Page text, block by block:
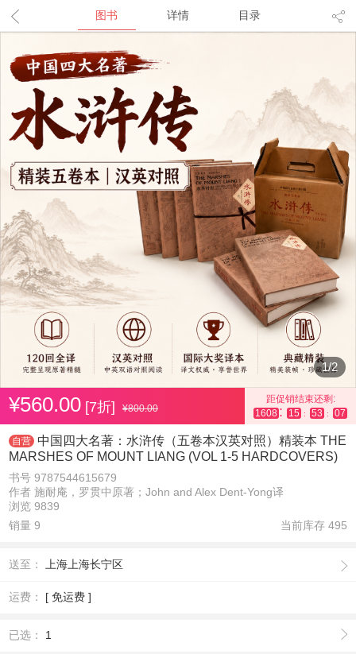
图书 详情 目录
1/2
¥560.00 [7折] ¥800.00
距促销结束还剩:
1608 : 15 : 53 : 06
自营
中国四大名著：水浒传（五卷本汉英对照）精装本 THE
MARSHES OF MOUNT LIANG (VOL 1-5 HARDCOVERS)
书号 9787544615679
作者 施耐庵，罗贯中原著；John and Alex Dent-Yong译
浏览 9839
销量 9
当前库存 495
送至： 上海上海长宁区
运费： [ 免运费 ]
已选： 1